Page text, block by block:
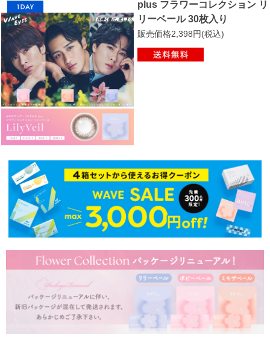
plus フラワーコレクション リ
リーベール 30枚入り
販売価格2,398円(税込)